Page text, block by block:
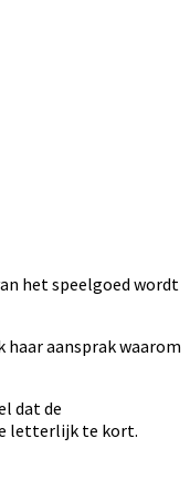
het speelgoed wordt
haar aansprak waarom
dat de
letterlijk te kort.